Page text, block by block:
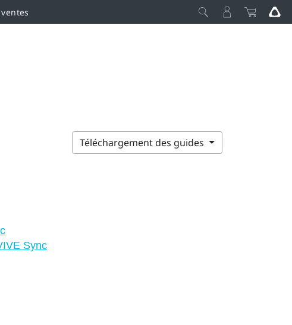
Téléchargement des guides
Sync